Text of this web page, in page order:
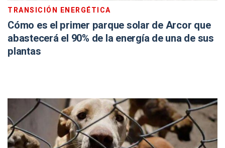
TRANSICIÓN ENERGÉTICA
Cómo es el primer parque solar de Arcor que
abastecerá el 90% de la energía de una de sus
plantas